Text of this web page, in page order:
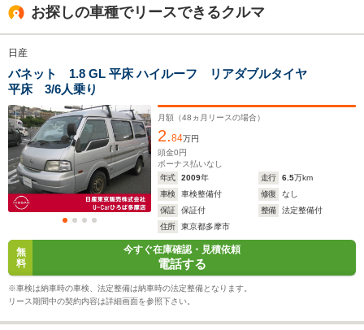
サイズ
WLTCモード
燃費
1.85m
全幅
4.32m
ホイールベース
1.84m～1.98m
全幅
4.23m～4.48m
ホイールベース
└市街地
└郊外
お探しの車種でリースできるクルマ
日産
バネット 1.8 GL 平床 ハイルーフ リアダブルタイヤ
平床 3/6人乗り
月額（48 ヵ月リースの場合）
2.84万円
頭金0円
ボーナス払いなし
年式
2009年 走行 6.5万km
車検
車検整備付 修復
なし
保証
保証付 整備
法定整備付
住所
東京都多摩市
無
料
今すぐ在庫確認・見積依頼
電話する
※車検は納車時の車検、法定整備は納車時の法定整備となります。
リース期間中の契約内容は詳細画面を参照下さい。